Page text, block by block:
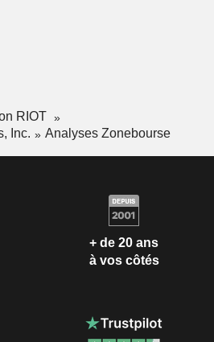
RIOT
Inc.
Analyses Zonebourse
+ de 20 ans
à vos côtés